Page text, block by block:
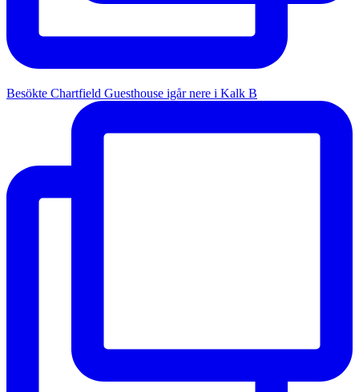
Besökte Chartfield Guesthouse igår nere i Kalk B